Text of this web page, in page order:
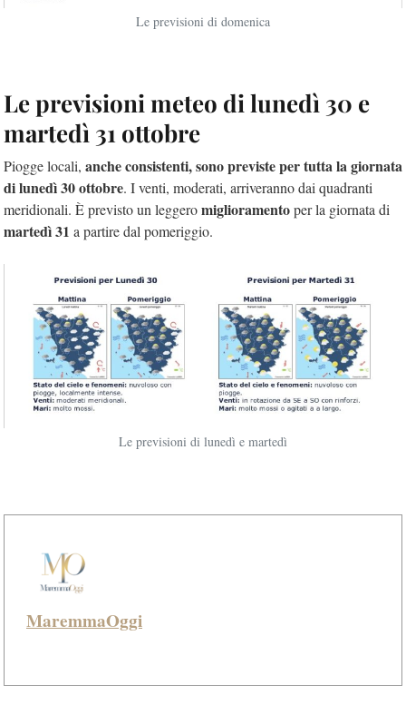
Le previsioni di domenica
Le previsioni meteo di lunedì 30 e
martedì 31 ottobre
Piogge locali, anche consistenti, sono previste per tutta la giornata
di lunedì 30 ottobre. I venti, moderati, arriveranno dai quadranti
meridionali. È previsto un leggeromiglioramentoper la giornata di
martedì 31 a partire dal pomeriggio.
Le previsioni di lunedì e martedì
MaremmaOggi